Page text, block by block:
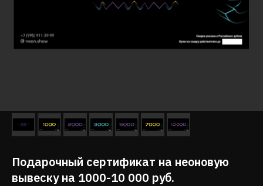
Подарочный сертификат на неоновую
вывеску на 1000-10 000 руб.